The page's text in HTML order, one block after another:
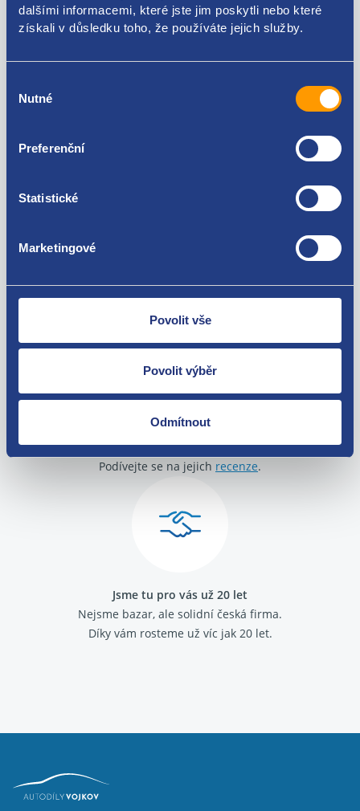
dalšími informacemi, které jste jim poskytli nebo které
získali v důsledku toho, že používáte jejich služby.
souhlasu
Nutné
Preferenční
Statistické
Marketingové
Povolit vše
Povolit výběr
Odmítnout
Použitelné pro vozy
Škoda Fabia III 2014- 1.2 TSI
Seat Toledo IV 2012 - 2019 1.2 TSI
zakoupení. Nebo vám pošleme náhradu.
O své zákazníky se staráme
Máme tisíce spokojených zákazníků.
Podívejte se na jejich recenze.
Jsme tu pro vás už 20 let
Nejsme bazar, ale solidní česká firma.
Díky vám rosteme už víc jak 20 let.